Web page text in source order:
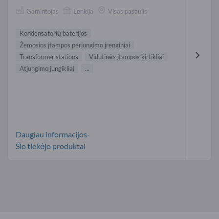
Gamintojas Lenkija Visas pasaulis
Kondensatorių baterijos
Žemosios įtampos perjungimo įrenginiai
Transformer stations
Vidutinės įtampos kirtikliai
Atjungimo jungikliai
...
Daugiau informacijos-
Šio tiekėjo produktai